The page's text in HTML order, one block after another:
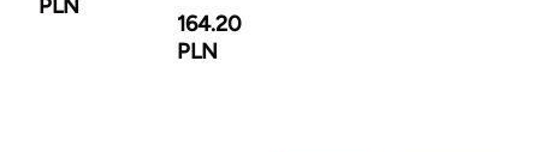
PLN
164.20
PLN